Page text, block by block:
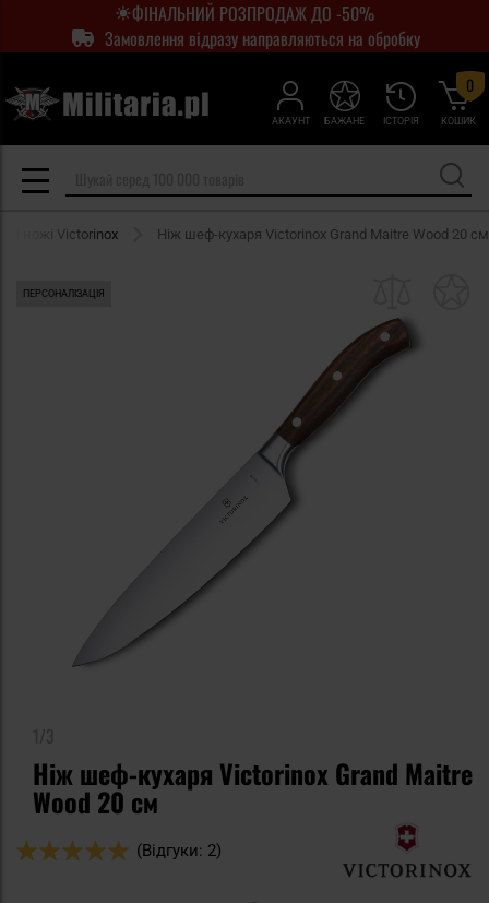
ФІНАЛЬНИЙ РОЗПРОДАЖ ДО -50%
Замовлення відразу направляються на обробку
АКАУНТ ІСТОРІЯ
БАЖАНЕ КОШИК
0
ножі Victorinox Ніж шеф-кухаря Victorinox Grand Maitre Wood 20 см
ПЕРСОНАЛІЗАЦІЯ
Ніж шеф-кухаря Victorinox Grand Maitre
Wood 20 см
Оцінка:
(Відгуки: 2)